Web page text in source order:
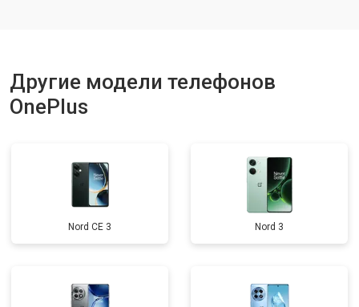
Другие модели телефонов
OnePlus
Nord CE 3 Nord 3